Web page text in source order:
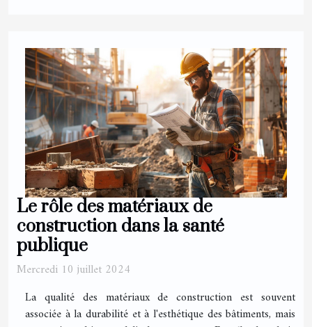
Le rôle des matériaux de
construction dans la santé
publique
Mercredi 10 juillet 2024
La qualité des matériaux de construction est souvent
associée à la durabilité et à l'esthétique des bâtiments, mais